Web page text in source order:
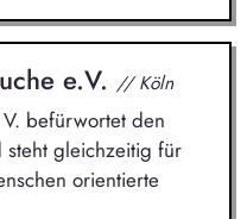
e.V. // Köln
befürwortet den
steht gleichzeitig für
orientierte